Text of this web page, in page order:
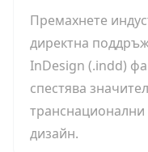
Премахнете
директна
InDesign (.indd)
спестява
дизайн.